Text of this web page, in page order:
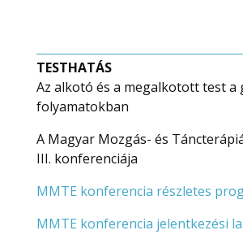
TESTHATÁS
Az alkotó és a megalkotott test a
folyamatokban
A Magyar Mozgás- és
III. konferenciája
MMTE konferencia részletes
MMTE konferencia jelentkezési